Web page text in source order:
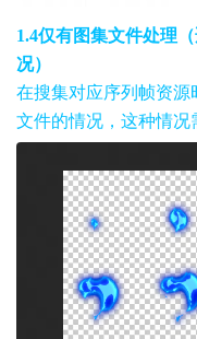
1.4仅有图集文件处理
况）
在搜集对应序列帧资
文件的情况，这种情况